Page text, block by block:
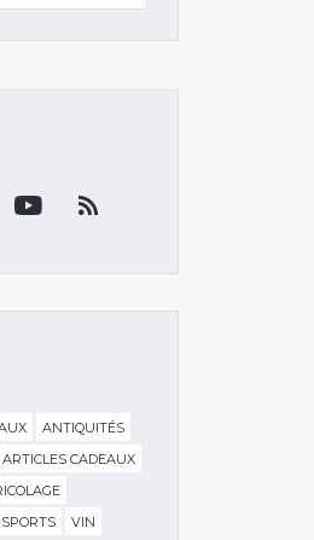
ANTIQUITÉS
ARTICLES CADEAUX
SPORTS VIN